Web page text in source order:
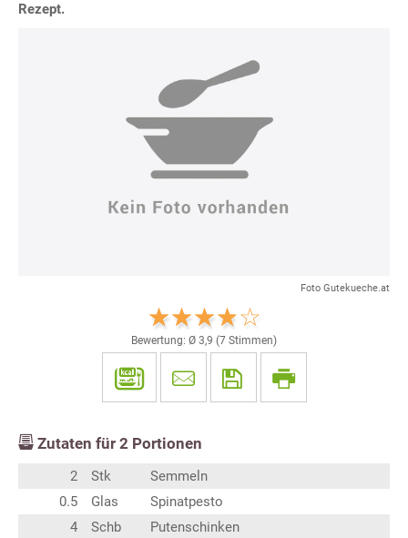
Rezept.
Foto Gutekueche.at
Bewertung: Ø 3,9 (7 Stimmen)
Zutaten für 2 Portionen
2 Stk
Semmeln
0.5
Glas
Spinatpesto
4
Schb
Putenschinken